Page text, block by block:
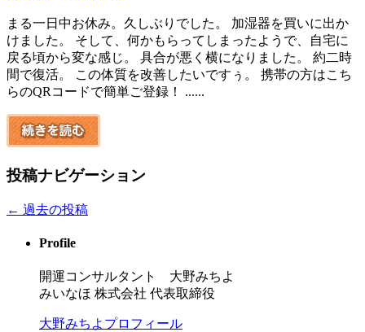
まる一日中お休み。久しぶりでした。 加湿器を買いに出か
けました。 そして、何かもらってしまったようで、自宅に
戻る頃から変な感じ。 具合が悪く横になりました。 約二時
間で復活。 この体質を改善したいですぅ。 携帯の方はこち
らのQRコードで簡単ご登録！ ......
投稿ナビゲーション
← 過去の投稿
Profile
開運コンサルタント 大野みちよ
みいなほ 株式会社 代表取締役
大野みちよプロフィール